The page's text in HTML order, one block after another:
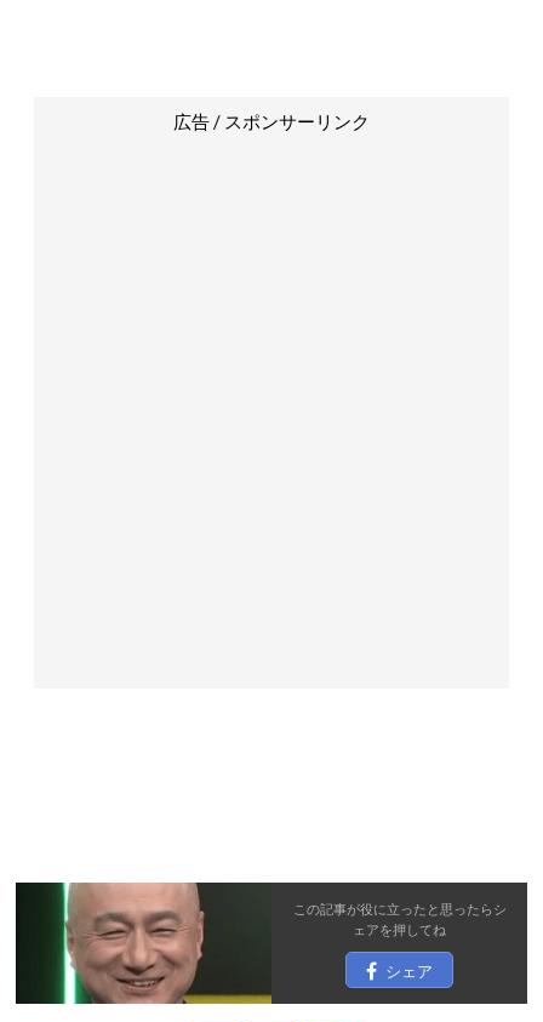
広告 / スポンサーリンク
この記事が役に立ったと思ったらシ
ェアを押してね
シェア